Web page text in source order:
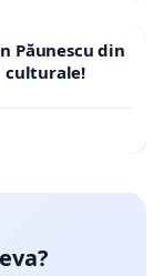
Păunescu din
culturale!